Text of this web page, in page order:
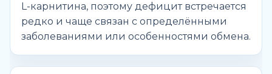
L-карнитина, поэтому дефицит встречается
редко и чаще связан с определёнными
заболеваниями или особенностями обмена.